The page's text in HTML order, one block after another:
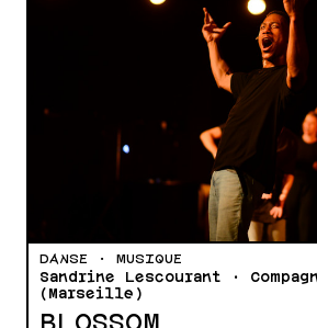
DANSE · MUSIQUE
Sandrine Lescourant ·
(Marseille)